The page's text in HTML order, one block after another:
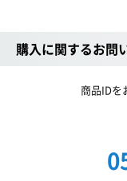
購入に関するお問
商品IDを